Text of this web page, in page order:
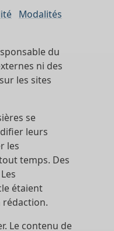
Modalités
du
ni des
les sites
se
leurs
les
temps. Des
étaient
rédaction.
Le contenu de